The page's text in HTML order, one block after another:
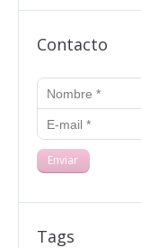
Contacto
Nombre *
E-mail *
Enviar
Tags